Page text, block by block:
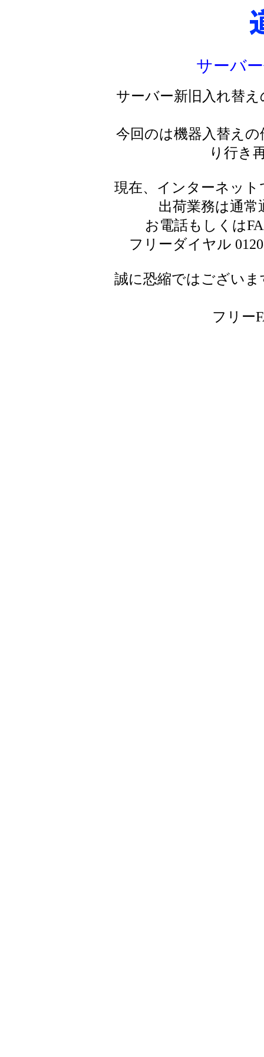
サーバ
サーバー新旧入れ替
今回のは機器入替え
り行き
現在、インターネッ
出荷業務は通
お電話もしくは
フリーダイヤル
誠に恐縮ではござい
フリー